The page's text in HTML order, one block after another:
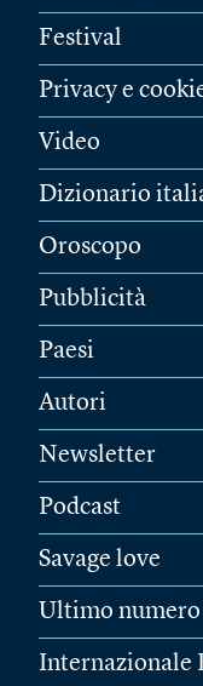
Festival
Privacy e
Video
Dizionario
Oroscopo
Pubblicità
Paesi
Autori
Newsletter
Podcast
Savage love
Ultimo numero
Internazionale